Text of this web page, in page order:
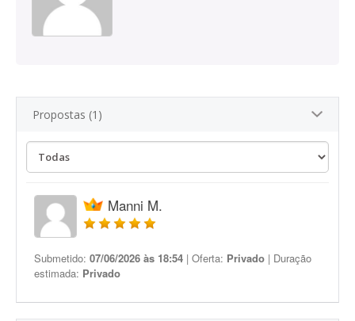
Propostas (1)
Manni M.
Submetido: 07/06/2026 às 18:54 | Oferta: Privado | Duração
estimada: Privado